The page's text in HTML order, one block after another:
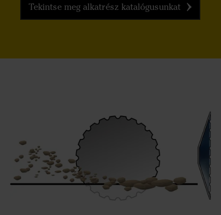
Tekintse meg alkatrész katalógusunkat